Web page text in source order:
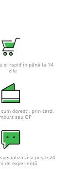
și rapid în până la 14
zile
dorești, prin card,
sau OP
și peste 20
de experiență